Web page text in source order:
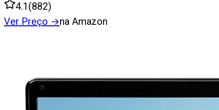
4.1 (882)
Ver Preço →na Amazon